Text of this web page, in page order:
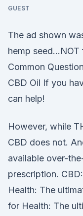
GUEST
The ad shown
hemp seed…NOT
Common
CBD Oil If you
can help!
However, while
CBD does not.
available over-
prescription.
Health: The
for Health: The